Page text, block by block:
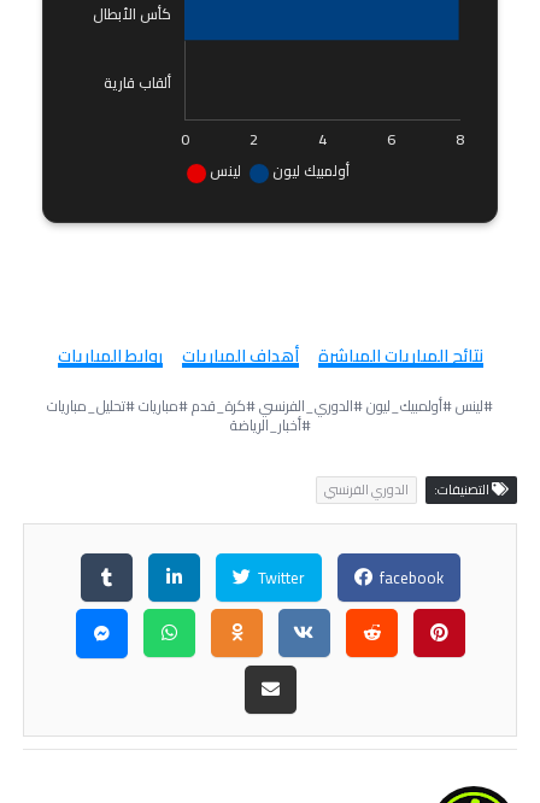
نتائج المباريات المباشرة أهداف المباريات روابط المباريات
#لينس #أولمبيك_ليون #الدوري_الفرنسي #كرة_قدم #مباريات #تحليل_مباريات
#أخبار_الرياضة
التصنيفات: الدوري الفرنسي
facebook
Twitter